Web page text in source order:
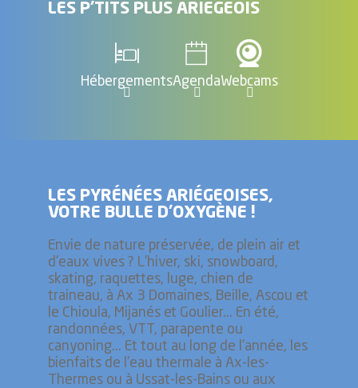
LES P'TITS PLUS ARIÉGEOIS
HébergementsAgendaWebcams
LES PYRÉNÉES ARIÉGEOISES,
VOTRE BULLE D’OXYGÈNE !
Envie de nature préservée, de plein air et
d'eaux vives ? L'hiver, ski, snowboard,
skating, raquettes, luge, chien de
traineau, à Ax 3 Domaines, Beille, Ascou et
le Chioula, Mijanés et Goulier... En été,
randonnées, VTT, parapente ou
canyoning... Et tout au long de l'année, les
bienfaits de l'eau thermale à Ax-les-
Thermes ou à Ussat-les-Bains ou aux